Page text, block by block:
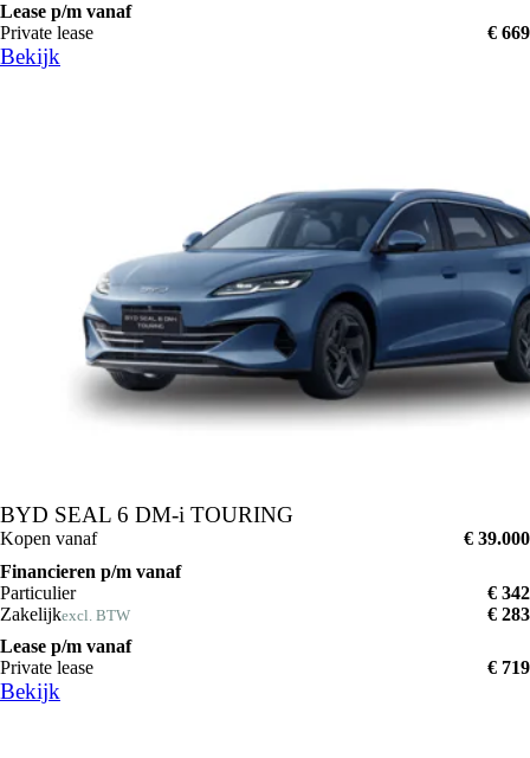
Lease p/m vanaf
Private lease
€ 669
Bekijk
BYD SEAL 6 DM-i TOURING
Kopen vanaf
€ 39.000
Financieren p/m vanaf
Particulier
€ 342
Zakelijkexcl. BTW
€ 283
Lease p/m vanaf
Private lease
€ 719
Bekijk